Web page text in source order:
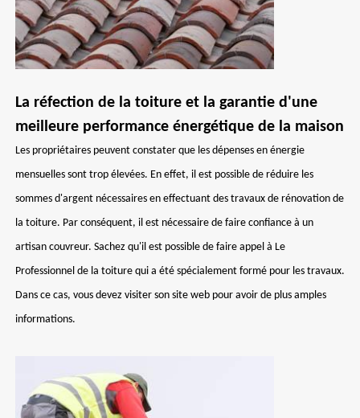
La réfection de la toiture et la garantie d'une
meilleure performance énergétique de la maison
Les propriétaires peuvent constater que les dépenses en énergie
mensuelles sont trop élevées. En effet, il est possible de réduire les
sommes d'argent nécessaires en effectuant des travaux de rénovation de
la toiture. Par conséquent, il est nécessaire de faire confiance à un
artisan couvreur. Sachez qu'il est possible de faire appel à Le
Professionnel de la toiture qui a été spécialement formé pour les travaux.
Dans ce cas, vous devez visiter son site web pour avoir de plus amples
informations.